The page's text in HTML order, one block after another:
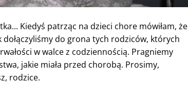
Kiedyś patrząc na dzieci chore mówiłam, że
do grona tych rodziców, których
w walce z codziennością. Pragniemy
jakie miała przed chorobą. Prosimy,
rodzice.